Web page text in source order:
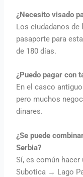
¿Necesito visado
Los ciudadanos de
pasaporte para
de 180 días.
¿Puedo pagar con
En el casco
pero muchos
dinares.
¿Se puede
Serbia?
Sí, es común hacer
Subotica → Lago